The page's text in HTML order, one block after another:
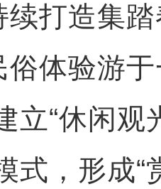
续打造集
俗体验游
立“休闲
式，形成“